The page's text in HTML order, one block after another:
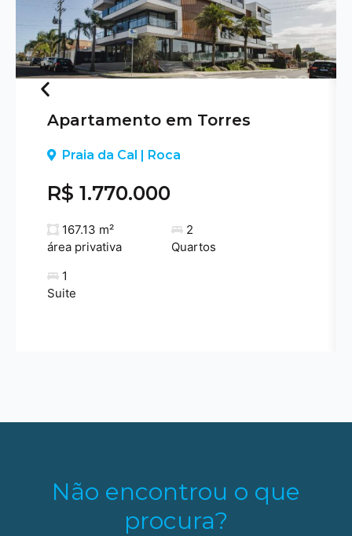
Previous
Apartamento em Torres
Praia da Cal | Roca
R$ 1.770.000
167.13 m²
área privativa
2
Quartos
1
Suite
Não encontrou o que
procura?